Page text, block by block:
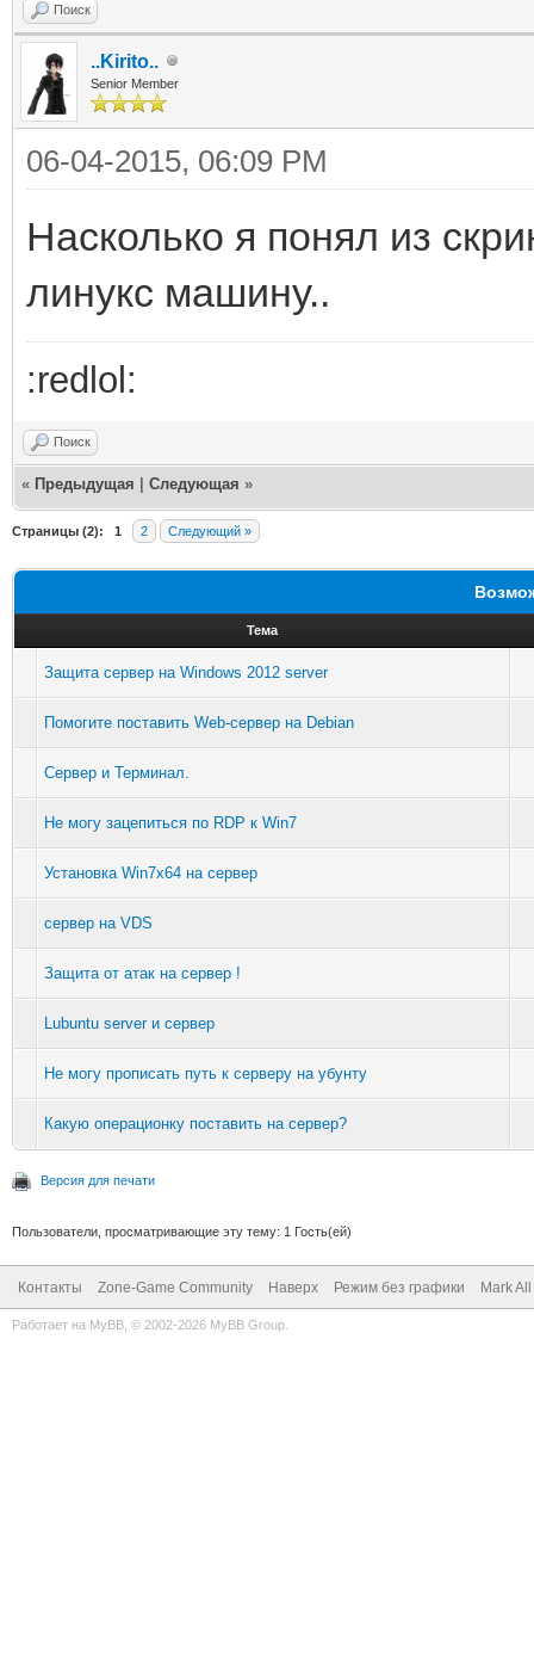
Поиск
..Kirito..
Senior Member
06-04-2015, 06:09 PM
Насколько я понял из
линукс машину..
:redlol:
Поиск
« Предыдущая Следующая »
Страницы (2): 1 2 Следующий »
Тема
Защита сервер на Windows 2012 server
Помогите поставить Web-сервер на Debian
Сервер и Терминал.
Не могу зацепиться по RDP к Win7
Установка Win7x64 на сервер
сервер на VDS
Защита от атак на сервер !
Lubuntu server и сервер
Не могу прописать путь к серверу на убунту
Какую операционку поставить на сервер?
Версия для печати
Пользователи, просматривающие эту тему: 1 Гость(ей)
Контакты Zone-Game Community Наверх Режим без графики Mark
Работает на MyBB , © 2002-2026 MyBB Group